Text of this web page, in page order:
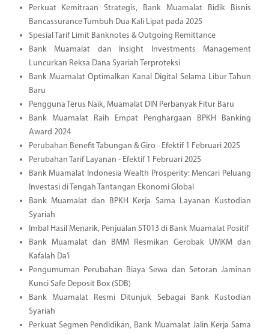
Perkuat Kemitraan Strategis, Bank Muamalat Bidik Bisnis
Bancassurance Tumbuh Dua Kali Lipat pada 2025
Spesial Tarif Limit Banknotes & Outgoing Remittance
Bank Muamalat dan Insight Investments Management
Luncurkan Reksa Dana Syariah Terproteksi
Bank Muamalat Optimalkan Kanal Digital Selama Libur Tahun
Baru
Pengguna Terus Naik, Muamalat DIN Perbanyak Fitur Baru
Bank Muamalat Raih Empat Penghargaan BPKH Banking
Award 2024
Perubahan Benefit Tabungan & Giro - Efektif 1 Februari 2025
Perubahan Tarif Layanan - Efektif 1 Februari 2025
Bank Muamalat Indonesia Wealth Prosperity: Mencari Peluang
Investasi di Tengah Tantangan Ekonomi Global
Bank Muamalat dan BPKH Kerja Sama Layanan Kustodian
Syariah
Imbal Hasil Menarik, Penjualan ST013 di Bank Muamalat Positif
Bank Muamalat dan BMM Resmikan Gerobak UMKM dan
Kafalah Da’i
Pengumuman Perubahan Biaya Sewa dan Setoran Jaminan
Kunci Safe Deposit Box (SDB)
Bank Muamalat Resmi Ditunjuk Sebagai Bank Kustodian
Syariah
Perkuat Segmen Pendidikan, Bank Muamalat Jalin Kerja Sama